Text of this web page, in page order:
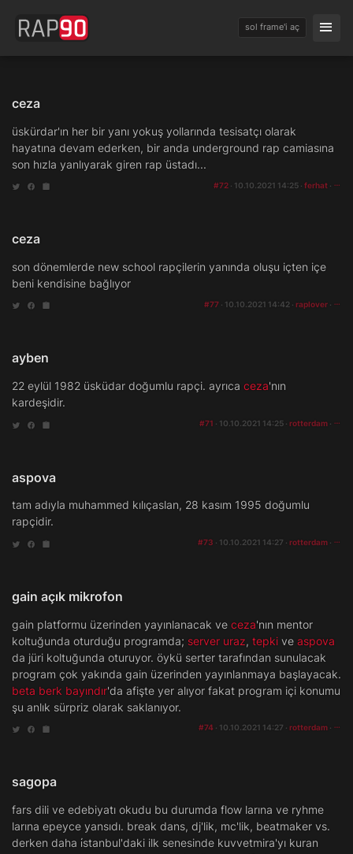
sol frame'i aç
ceza
üskürdar'ın her bir yanı yokuş yollarında tesisatçı olarak
hayatına devam ederken, bir anda underground rap camiasına
son hızla yanlıyarak giren rap üstadı...
#72 · 10.10.2021 14:25 · ferhat ·
ceza
son dönemlerde new school rapçilerin yanında oluşu içten içe
beni kendisine bağlıyor
#77 · 10.10.2021 14:42 · raplover ·
ayben
22 eylül 1982 üsküdar doğumlu rapçi. ayrıca ceza'nın
kardeşidir.
#71 · 10.10.2021 14:25 · rotterdam ·
aspova
tam adıyla muhammed kılıçaslan, 28 kasım 1995 doğumlu
rapçidir.
#73 · 10.10.2021 14:27 · rotterdam ·
gain açık mikrofon
gain platformu üzerinden yayınlanacak ve ceza'nın mentor
koltuğunda oturduğu programda; server uraz, tepki ve aspova
da jüri koltuğunda oturuyor. öykü serter tarafından sunulacak
program çok yakında gain üzerinden yayınlanmaya başlayacak.
beta berk bayındır'da afişte yer alıyor fakat program içi konumu
şu anlık sürpriz olarak saklanıyor.
#74 · 10.10.2021 14:27 · rotterdam ·
sagopa
fars dili ve edebiyatı okudu bu durumda flow larına ve ryhme
larına epeyce yansıdı. break dans, dj'lik, mc'lik, beatmaker vs.
derken daha i̇stanbul'daki ilk senesinde kuvvetmira'yı kuran